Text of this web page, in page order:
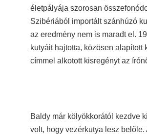
életpályája szorosan
Szibériából importált szánhúzó
az eredmény nem is maradt el.
kutyáit hajtotta, közösen
címmel alkotott kisregényt az
Baldy már kölyökkorától kezdve
volt, hogy vezérkutya lesz